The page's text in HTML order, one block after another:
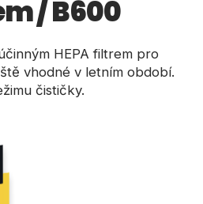
/ B600
HEPA filtrem pro
vhodné v letním období.
čističky.